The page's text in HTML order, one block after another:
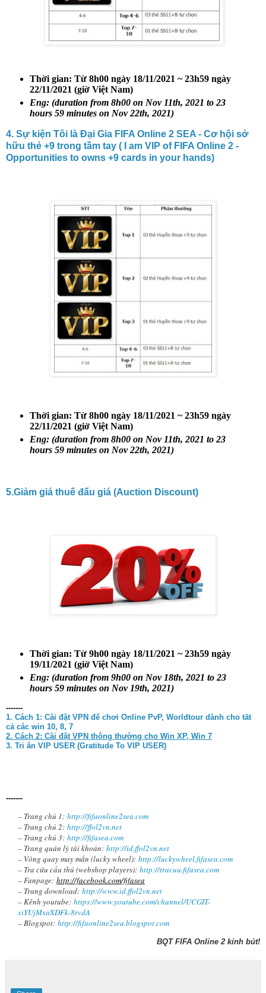
Thời gian: Từ 8h00 ngày 18/11/2021 ~ 23h59 ngày
22/11/2021 (giờ Việt Nam)
Eng: (duration from 8h00 on Nov 11th, 2021 to 23
hours 59 minutes on Nov 22th, 2021)
4. Sự kiện Tôi là Đại Gia FIFA Online 2 SEA - Cơ hội sở
hữu thẻ +9 trong tầm tay ( I am VIP of FIFA Online 2 -
Opportunities to owns +9 cards in your hands)
Thời gian: Từ 8h00 ngày 18/11/2021 ~ 23h59 ngày
22/11/2021 (giờ Việt Nam)
Eng: (duration from 8h00 on Nov 11th, 2021 to 23
hours 59 minutes on Nov 22th, 2021)
5.Giảm giá thuế đấu giá (Auction Discount)
Thời gian: Từ 9h00 ngày 18/11/2021 ~ 23h59 ngày
19/11/2021 (giờ Việt Nam)
Eng: (duration from 9h00 on Nov 18th, 2021 to 23
hours 59 minutes on Nov 19th, 2021)
-------
1. Cách 1: Cài đặt VPN để chơi Online PvP, Worldtour dành cho tất
cả các win 10, 8, 7
2. Cách 2: Cài đặt VPN thông thường cho Win XP, Win 7
3. Tri ân VIP USER (Gratitude To VIP USER)
-------
– Trang chủ 1: http://fifaonline2sea.com
– Trang chủ 2: http://ffol2vn.net
– Trang chủ 3: http://fifasea.com
– Trang quản lý tài khoản: http://id.ffol2vn.net
– Vòng quay may mắn (lucky wheel): http://luckywheel.fifasea.com
– Tra cứu cầu thủ (webshop players): http://tracuu.fifasea.com
– Fanpage: http://facebook.com/fifasea
– Trang download: http://www.id.ffol2vn.net
– Kênh youtube: https://www.youtube.com/channel/UCGIT-
xiYUjMxaXDFk-8rvdA
– Blogspot: http://fifaonline2sea.blogspot.com
BQT FIFA Online 2 kính bút!